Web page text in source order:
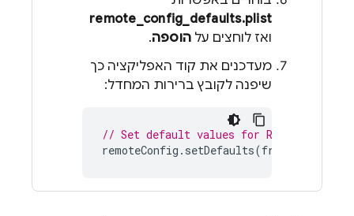
remote_config_defaults.plist
ואז לוחצים על הוספה.
מעדכנים את קוד האפליקציה כך
שיפנה לקובץ ברירות המחדל:
// Set default values for Remote Config
remoteConfig . setDefaults(fromPlist